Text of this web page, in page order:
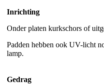
Inrichting
Onder platen kurkschors of
Padden hebben ook UV-licht
lamp.
Gedrag